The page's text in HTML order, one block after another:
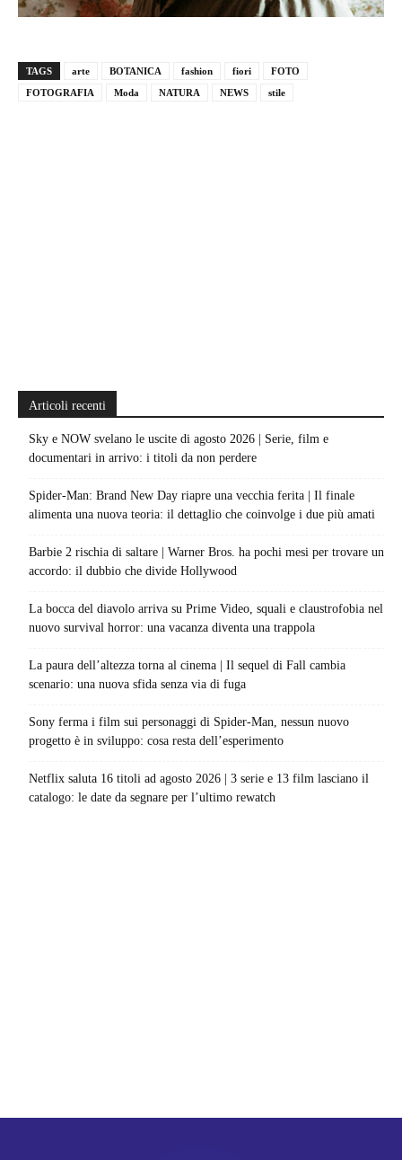
TAGS arte BOTANICA fashion fiori
FOTO
FOTOGRAFIA
Moda NATURA NEWS stile
Articoli recenti
Sky e NOW svelano le uscite di agosto 2026 | Serie, film e
documentari in arrivo: i titoli da non perdere
Spider-Man: Brand New Day riapre una vecchia ferita | Il finale
alimenta una nuova teoria: il dettaglio che coinvolge i due più amati
Barbie 2 rischia di saltare | Warner Bros. ha pochi mesi per trovare un
accordo: il dubbio che divide Hollywood
La bocca del diavolo arriva su Prime Video, squali e claustrofobia nel
nuovo survival horror: una vacanza diventa una trappola
La paura dell’altezza torna al cinema | Il sequel di Fall cambia
scenario: una nuova sfida senza via di fuga
Sony ferma i film sui personaggi di Spider-Man, nessun nuovo
progetto è in sviluppo: cosa resta dell’esperimento
Netflix saluta 16 titoli ad agosto 2026 | 3 serie e 13 film lasciano il
catalogo: le date da segnare per l’ultimo rewatch